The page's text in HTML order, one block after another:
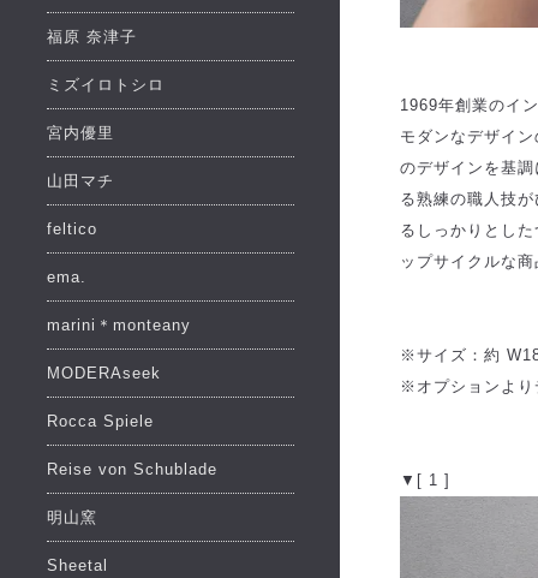
1969年創業のイ
モダンなデザイ
のデザインを基
る熟練の職人技
るしっかりとし
ップサイクルな
※サイズ：約
※オプションより
▼[ 1 ]
福原 奈津子
ミズイロトシロ
宮内優里
山田マチ
feltico
ema.
marini＊monteany
MODERAseek
Rocca Spiele
Reise von Schublade
明山窯
Sheetal